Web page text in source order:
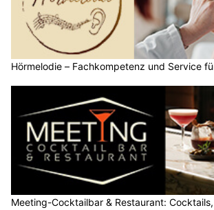
Hörmelodie – Fachkompetenz und Service
Meeting-Cocktailbar & Restaurant: